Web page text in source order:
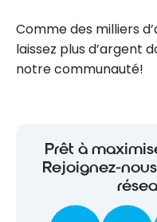
Comme des milliers
laissez plus d’argent
notre communauté!
Prêt à
Rejoignez-